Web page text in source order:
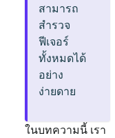
สามารถ
สำรวจ
ฟีเจอร์
ทั้งหมดได้
อย่าง
ง่ายดาย
ในบทความนี้ เรา